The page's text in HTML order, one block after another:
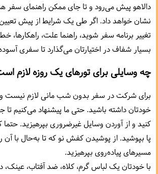
دالاهو پیش می‌رود و تا جای ممکن راهنمای سفر
نشان خواهد داد. اگر طی یک شرایط از پیش
تغییر برنامه سفر شوید،‌ راهنما علت، راهکارها،
بسیار شفاف در اختیارتان می‌گذارد تا سفری
چه وسایلی برای تورهای یک روزه لازم
برای شرکت در سفر بدون شب مانی لازم نیست
خودتان داشته باشید. حتی ما پیشنهاد می‌کنیم
کنید و از آوردن وسایل غیرضروری بپرهیزید.
پا بپوشید. از پوشیدن کفش نو که تا به‌حال با آن
مسیرهای پیاده‌روی بپرهیزید.
با خودتان یک لباس گرم،‌ کلاه، ضد آفتاب، عینک،